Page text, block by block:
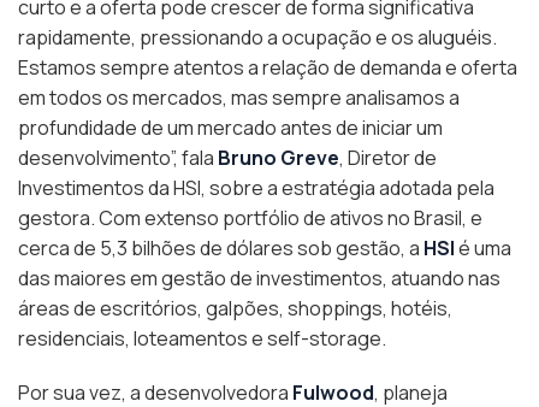
curto e a oferta pode crescer de forma significativa
rapidamente, pressionando a ocupação e os aluguéis.
Estamos sempre atentos a relação de demanda e oferta
em todos os mercados, mas sempre analisamos a
profundidade de um mercado antes de iniciar um
desenvolvimento”, fala Bruno Greve, Diretor de
Investimentos da HSI, sobre a estratégia adotada pela
gestora. Com extenso portfólio de ativos no Brasil, e
cerca de 5,3 bilhões de dólares sob gestão, a HSIé uma
das maiores em gestão de investimentos, atuando nas
áreas de escritórios, galpões, shoppings, hotéis,
residenciais, loteamentos e self-storage.
Por sua vez, a desenvolvedora Fulwood, planeja